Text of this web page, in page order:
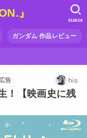
』
ガンダム 作品レビュー
SEARCH
広告 his
！【映画史に残